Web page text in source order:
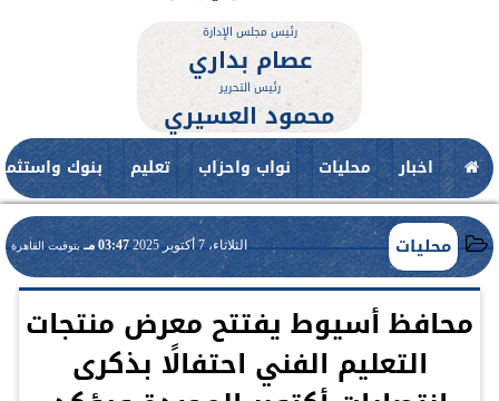
رئيس مجلس الإدارة
عصام بداري
رئيس التحرير
محمود العسيري
اخبار محليات نواب واحزاب تعليم بنوك
محليات الثلاثاء، 7 أكتوبر 2025 03:47 مـ بتوقيت القاهرة
محافظ أسيوط يفتتح معرض منتجات
التعليم الفني احتفالًا بذكرى